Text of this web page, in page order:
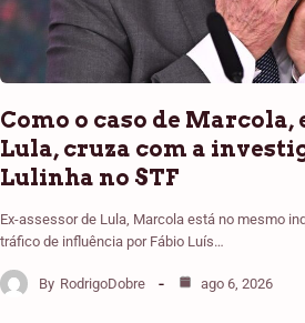
Como o caso de Marcola,
Lula, cruza com a
Lulinha no STF
Ex-assessor de Lula, Marcola está no mesmo
tráfico de influência por Fábio Luís…
By RodrigoDobre ago 6, 2026